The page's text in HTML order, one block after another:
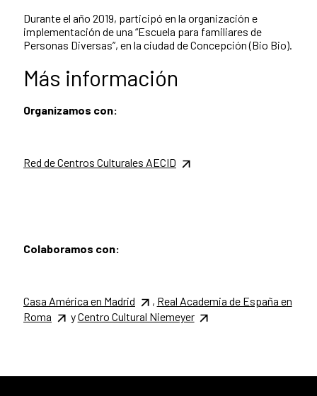
Durante el año 2019, participó en la organización e
implementación de una “Escuela para familiares de
Personas Diversas”, en la ciudad de Concepción (Bio Bio).
Más información
Organizamos con:
Red de Centros Culturales AECID
Colaboramos con:
Casa América en Madrid , Real Academia de España en
Roma
yCentro Cultural Niemeyer